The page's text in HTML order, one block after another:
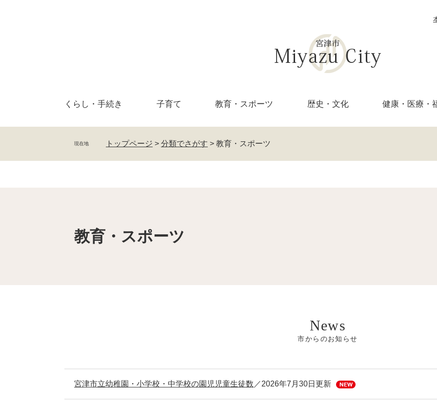
くらし・ 手続き 子育て 教育・ スポーツ 歴史・文化 健康・医療・
現在地 トップページ > 分類でさがす > 教育・スポーツ
教育・スポーツ
市からのお知らせ
宮津市立幼稚園・小学校・中学校の園児児童生徒数 2026年7月30日更新